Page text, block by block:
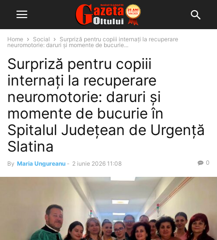
Home Social
Surpriză pentru copiii internați la recuperare
neuromotorie: daruri și momente de bucurie...
Surpriză pentru copiii
internați la recuperare
neuromotorie: daruri și
momente de bucurie în
Spitalul Județean de Urgență
Slatina
By Maria Ungureanu - 2 iunie 2026 11:08 0